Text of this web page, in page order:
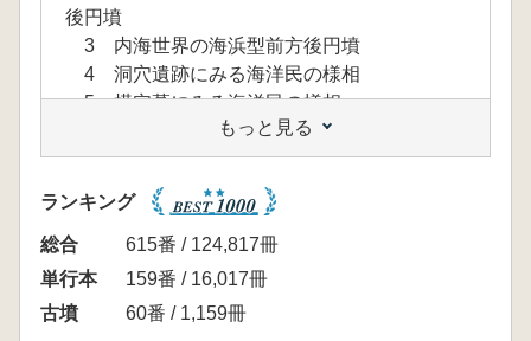
後円墳
3 内海世界の海浜型前方後円墳
4 洞穴遺跡にみる海洋民の様相
5 横穴墓にみる海洋民の様相
第3部 列島の海浜型前方後円墳
1 太平洋沿岸
2 日本海沿岸
3 瀬戸内海沿岸
第4部 古墳時代の船と快眠統治
資料
列島の海浜型前方後円墳分布図
列島の海浜型前方後円墳一覧表
もっと見る
ランキング
総合
615番 / 124,817冊
単行本
159番 / 16,017冊
古墳
60番 / 1,159冊